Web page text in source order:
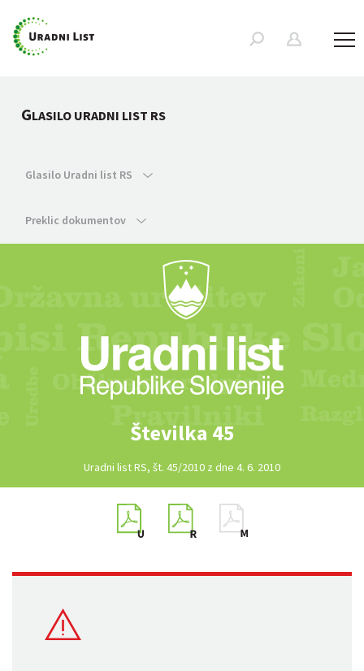
GLASILO URADNI LIST RS
Glasilo Uradni list RS
Preklic dokumentov
Številka 45
Uradni list RS, št. 45/2010 z dne 4. 6. 2010